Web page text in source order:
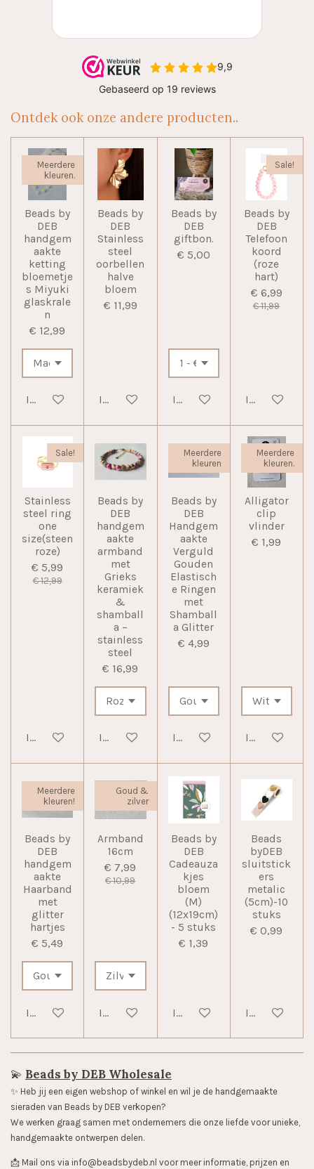
Ontdek ook onze andere producten..
Meerdere
kleuren.
Beads by
DEB
handgem
aakte
ketting
bloemetje
s Miyuki
glaskrale
n
€ 12,99
In winkelwagen
Beads by
DEB
Stainless
steel
oorbellen
halve
bloem
€ 11,99
In winkelwagen
Beads by
DEB
giftbon.
€ 5,00
In winkelwagen
Sale!
Beads by
DEB
Telefoon
koord
(roze
hart)
€ 6,99
€ 11,99
In
Sale!
Stainless
steel ring
one
size(steen
roze)
€ 5,99
€ 12,99
In winkelwagen
Beads by
DEB
handgem
aakte
armband
met
Grieks
keramiek
&
shamball
a –
stainless
steel
€ 16,99
In winkelwagen
Meerdere
kleuren
Beads by
DEB
Handgem
aakte
Verguld
Gouden
Elastisch
e Ringen
met
Shamball
a Glitter
€ 4,99
In winkelwagen
Meerdere
kleuren.
Alligator
clip
vlinder
€ 1,99
In
Meerdere
kleuren!
Beads by
DEB
handgem
aakte
Haarband
met
glitter
hartjes
€ 5,49
In winkelwagen
Goud &
zilver
Armband
16cm
€ 7,99
€ 10,99
In winkelwagen
Beads by
DEB
Cadeauza
kjes
bloem
(M)
(12x19cm)
- 5 stuks
€ 1,39
In winkelwagen
Beads
byDEB
sluitstick
ers
metalic
(5cm)-10
stuks
€ 0,99
In
💫 Beads by DEB Wholesale
✨️ Heb jij een eigen webshop of winkel en wil je de handgemaakte
sieraden van Beads by DEB verkopen?
We werken graag samen met ondernemers die onze liefde voor unieke,
handgemaakte ontwerpen delen.
📩 Mail ons via info@beadsbydeb.nl voor meer informatie, prijzen en